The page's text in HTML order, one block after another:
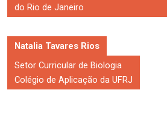
do Rio de Janeiro
Natalia Tavares Rios
Setor Curricular de Biologia
Colégio de Aplicação da UFRJ